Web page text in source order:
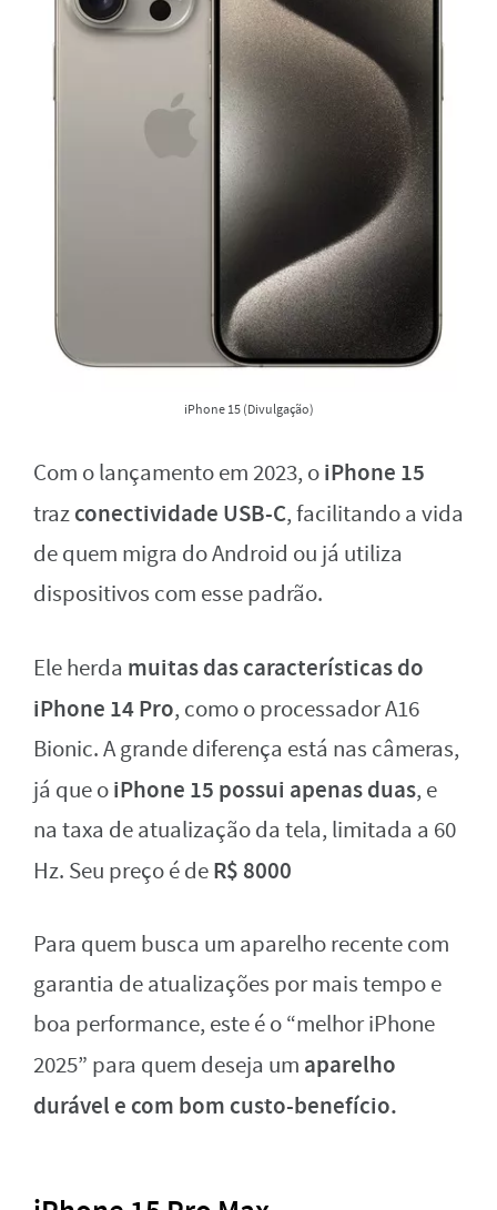
iPhone 15 (Divulgação)
Com o lançamento em 2023, oiPhone 15
trazconectividade USB-C, facilitando a vida
de quem migra do Android ou já utiliza
dispositivos com esse padrão.
Ele herda muitas das características do
iPhone 14 Pro, como o processador A16
Bionic. A grande diferença está nas câmeras,
já que oiPhone 15 possui apenas duas, e
na taxa de atualização da tela, limitada a 60
Hz. Seu preço é deR$ 8000
Para quem busca um aparelho recente com
garantia de atualizações por mais tempo e
boa performance, este é o “melhor iPhone
2025” para quem deseja um aparelho
durável e com bom custo-benefício.